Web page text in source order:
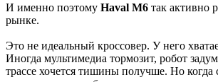
И именно поэтому Haval M6 так активно
рынке.
Это не идеальный кроссовер. У него
Иногда мультимедиа тормозит, робот
трассе хочется тишины получше. Но